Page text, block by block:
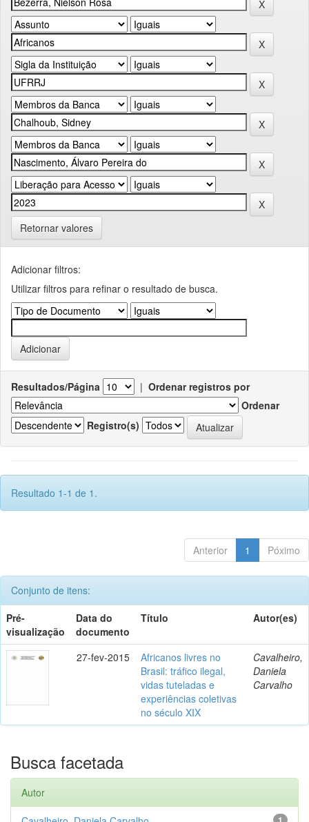
Retornar valores
Adicionar filtros:
Utilizar filtros para refinar o resultado de busca.
Resultados/Página | Ordenar registros por
Ordenar
Registro(s)
Resultado 1-1 de 1.
Anterior 1 Póximo
Conjunto de itens:
Pré-
visualização
Data do
documento
Título Autor(es)
27-fev-2015
Africanos livres no
Brasil: tráfico ilegal,
vidas tuteladas e
experiências coletivas
no século XIX
Cavalheiro,
Daniela
Carvalho
Busca facetada
Autor